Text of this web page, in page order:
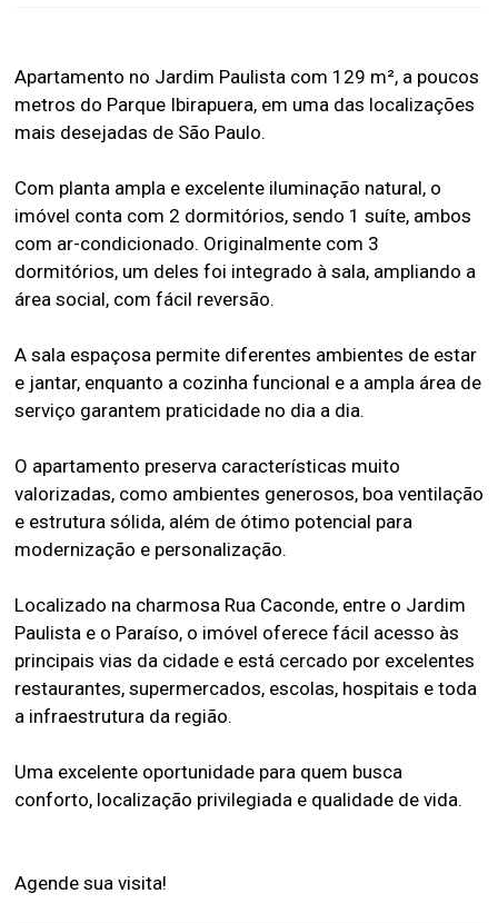
Apartamento no Jardim Paulista com 129 m², a poucos
metros do Parque Ibirapuera, em uma das localizações
mais desejadas de São Paulo.
Com planta ampla e excelente iluminação natural, o
imóvel conta com 2 dormitórios, sendo 1 suíte, ambos
com ar-condicionado. Originalmente com 3
dormitórios, um deles foi integrado à sala, ampliando a
área social, com fácil reversão.
A sala espaçosa permite diferentes ambientes de estar
e jantar, enquanto a cozinha funcional e a ampla área de
serviço garantem praticidade no dia a dia.
O apartamento preserva características muito
valorizadas, como ambientes generosos, boa ventilação
e estrutura sólida, além de ótimo potencial para
modernização e personalização.
Localizado na charmosa Rua Caconde, entre o Jardim
Paulista e o Paraíso, o imóvel oferece fácil acesso às
principais vias da cidade e está cercado por excelentes
restaurantes, supermercados, escolas, hospitais e toda
a infraestrutura da região.
Uma excelente oportunidade para quem busca
conforto, localização privilegiada e qualidade de vida.